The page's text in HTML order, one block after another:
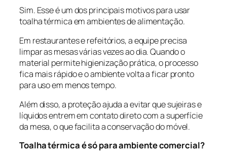
Sim. Esse é um dos principais motivos para usar
toalha térmica em ambientes de alimentação.
Em restaurantes e refeitórios, a equipe precisa
limpar as mesas várias vezes ao dia. Quando o
material permite higienização prática, o processo
fica mais rápido e o ambiente volta a ficar pronto
para uso em menos tempo.
Além disso, a proteção ajuda a evitar que sujeiras e
líquidos entrem em contato direto com a superfície
da mesa, o que facilita a conservação do móvel.
Toalha térmica é só para ambiente comercial?